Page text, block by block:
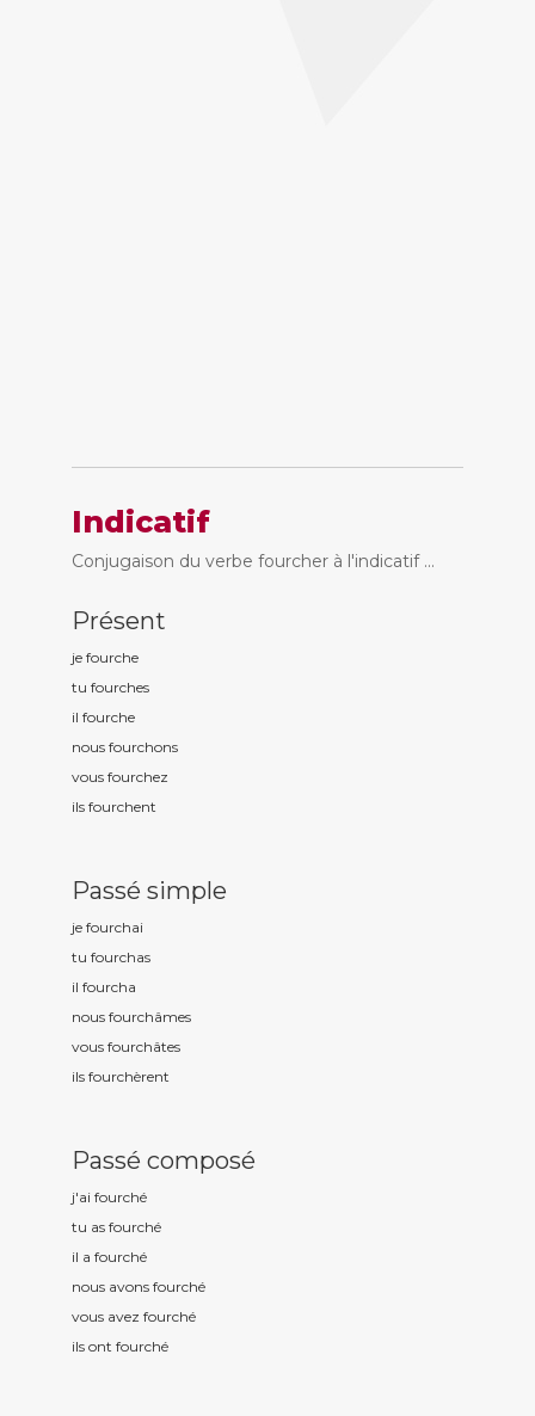
Indicatif
Conjugaison du verbe fourcher à l'indicatif ...
Présent
je fourche
tu fourches
il fourche
nous fourchons
vous fourchez
ils fourchent
Passé simple
je fourchai
tu fourchas
il fourcha
nous fourchâmes
vous fourchâtes
ils fourchèrent
Passé composé
j'ai fourché
tu as fourché
il a fourché
nous avons fourché
vous avez fourché
ils ont fourché